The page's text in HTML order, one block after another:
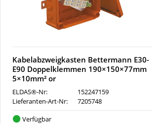
Kabelabzweigkasten Bettermann E30-
E90 Doppelklemmen 190×150×77mm
5×10mm² or
ELDAS®-Nr:
152247159
Lieferanten-Art-Nr:
7205748
Verfügbar